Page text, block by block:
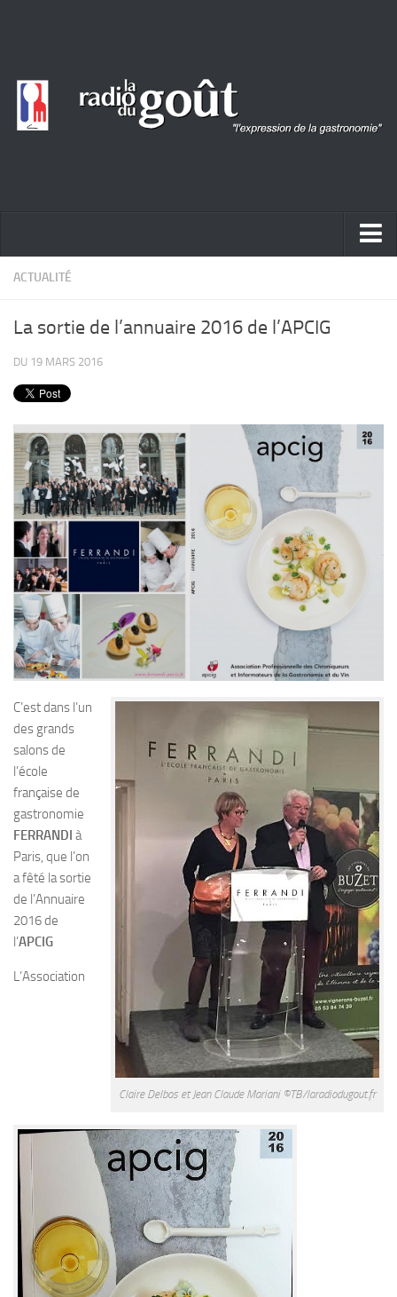
ACTUALITÉ
PRODUITS
RECETTES
Entrées
Plats
Desserts
Sauces
ACTUALITÉ
La sortie de l’annuaire 2016 de l’APCIG
DU 19 MARS 2016
Claire Delbos et Jean Claude Mariani ©TB/laradiodugout.fr
C’est dans l’un
des grands
salons de
l’école
française de
gastronomie
FERRANDI à
Paris, que l’on
a fêté la sortie
de l’Annuaire
2016 de
l’APCIG
L’Association